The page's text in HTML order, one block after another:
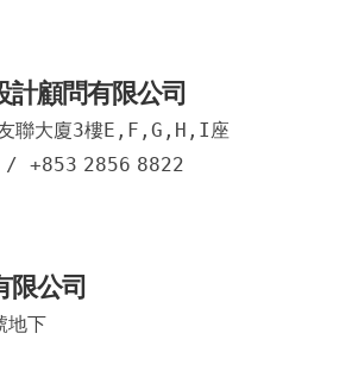
計顧問有限公司
聯大廈3樓E,F,G,H,I座
/ +853 2856 8822
限公司
地下